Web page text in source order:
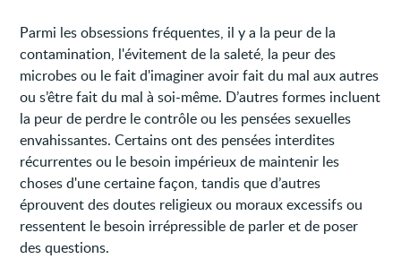
Parmi les obsessions fréquentes, il y a la peur de la
contamination, l'évitement de la saleté, la peur des
microbes ou le fait d'imaginer avoir fait du mal aux autres
ou s’être fait du mal à soi-même. D’autres formes incluent
la peur de perdre le contrôle ou les pensées sexuelles
envahissantes. Certains ont des pensées interdites
récurrentes ou le besoin impérieux de maintenir les
choses d'une certaine façon, tandis que d’autres
éprouvent des doutes religieux ou moraux excessifs ou
ressentent le besoin irrépressible de parler et de poser
des questions.